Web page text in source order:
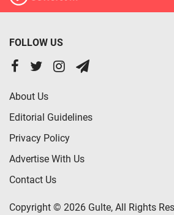
FOLLOW US
About Us
Editorial Guidelines
Privacy Policy
Advertise With Us
Contact Us
Copyright © 2026 Gulte, All Rights